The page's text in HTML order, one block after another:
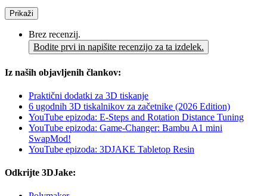
Prikaži
Brez recenzij.
Bodite prvi in napišite recenzijo za ta izdelek.
Iz naših objavljenih člankov:
Praktični dodatki za 3D tiskanje
6 ugodnih 3D tiskalnikov za začetnike (2026 Edition)
YouTube epizoda: E-Steps and Rotation Distance Tuning
YouTube epizoda: Game-Changer: Bambu A1 mini
SwapMod!
YouTube epizoda: 3DJAKE Tabletop Resin
Odkrijte 3DJake: